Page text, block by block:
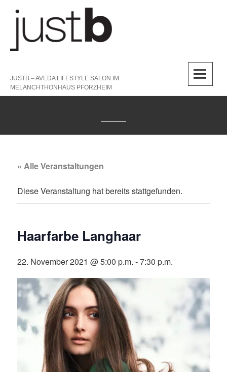
content
JUSTB – AVEDA LIFESTYLE SALON IM
MELANCHTHONHAUS PFORZHEIM
« Alle Veranstaltungen
Diese Veranstaltung hat bereits stattgefunden.
Haarfarbe Langhaar
22. November 2021 @ 5:00 p.m. -7:30 p.m.